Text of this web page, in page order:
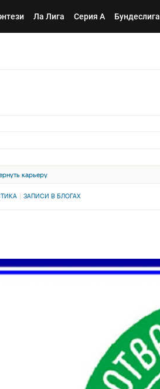
Ла Лига Серия А Бундеслига
карьеру
ЗАПИСИ В БЛОГАХ